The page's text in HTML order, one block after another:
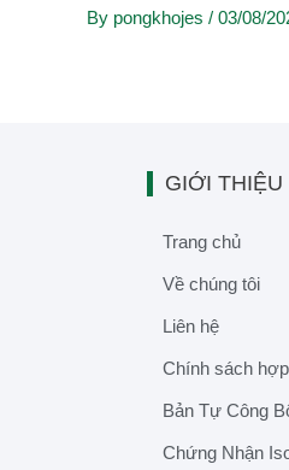
By pongkhojes / 03/08/
GIỚI THIỆU
Trang chủ
Về chúng tôi
Liên hệ
Chính sách
Bản Tự Công
Chứng Nhận